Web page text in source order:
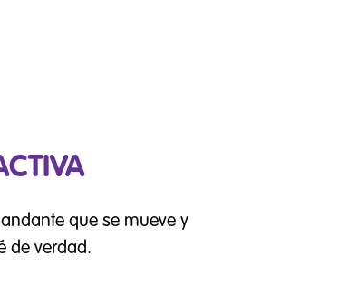
que se mueve y
de verdad.